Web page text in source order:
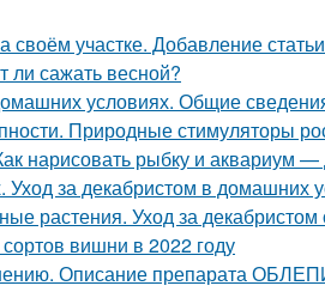
участке. Добавление
ли сажать весной?
условиях. Общие
Природные стимуляторы
нарисовать рыбку и аквариум —
Уход за декабристом в домашних
растения. Уход за
вишни в 2022 году
Описание препарата